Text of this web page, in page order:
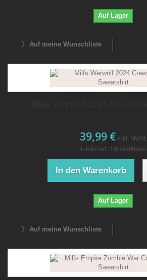
Auf Lager
Auf meine Wunschliste
39,99 € inkl. MwSt.
Lieferzeit: 3-8 Werktage
In den Warenkorb
Auf Lager
Auf meine Wunschliste